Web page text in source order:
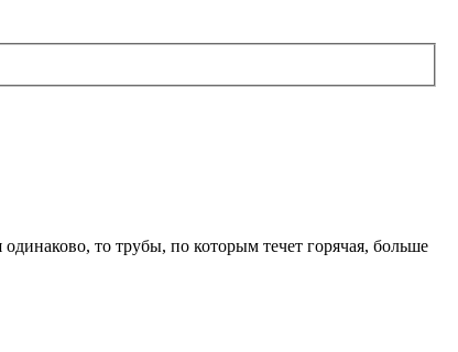
то трубы, по которым течет горячая, больше